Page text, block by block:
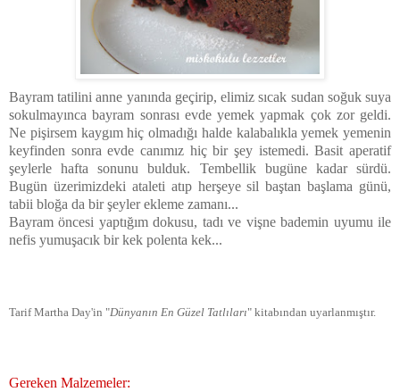
Bayram tatilini anne yanında geçirip, elimiz sıcak sudan soğuk suya
sokulmayınca bayram sonrası evde yemek yapmak çok zor geldi.
Ne pişirsem kaygım hiç olmadığı halde kalabalıkla yemek yemenin
keyfinden sonra evde canımız hiç bir şey istemedi. Basit aperatif
şeylerle hafta sonunu bulduk. Tembellik bugüne kadar sürdü.
Bugün üzerimizdeki ataleti atıp herşeye sil baştan başlama günü,
tabii bloğa da bir şeyler ekleme zamanı...
Bayram öncesi yaptığım dokusu, tadı ve vişne bademin uyumu ile
nefis yumuşacık bir kek polenta kek...
Tarif Martha Day'in "Dünyanın En Güzel Tatlıları" kitabından uyarlanmıştır.
Gereken Malzemeler: